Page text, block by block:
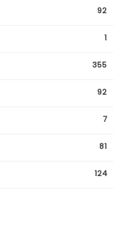
92
1
355
92
7
81
124